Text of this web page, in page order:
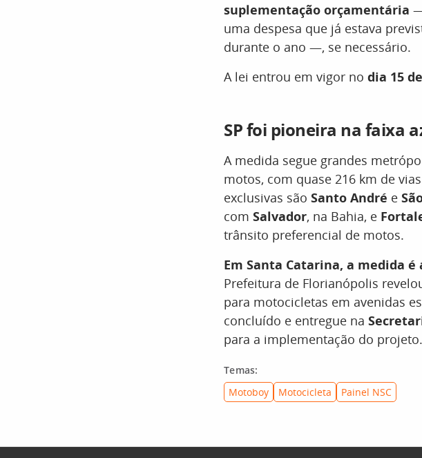
suplementação orçamentária
uma despesa que já estava
durante o ano —, se necessário.
A lei entrou em vigor no dia 15
SP foi pioneira na faixa
A medida segue grandes
motos, com quase 216 km de
exclusivas são Santo André e
com Salvador, na Bahia, e
trânsito preferencial de motos.
Em Santa Catarina, a medida
Prefeitura de Florianópolis
para motocicletas em avenidas
concluído e entregue na
para a implementação do projeto.
Temas:
Motoboy
Motocicleta Painel NSC